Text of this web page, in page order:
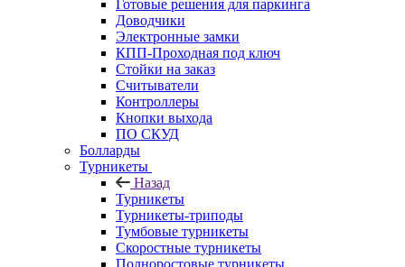
Готовые решения для паркинга
Доводчики
Электронные замки
КПП-Проходная под ключ
Стойки на заказ
Считыватели
Контроллеры
Кнопки выхода
ПО СКУД
Болларды
Турникеты
Назад
Турникеты
Турникеты-триподы
Тумбовые турникеты
Скоростные турникеты
Полноростовые турникеты